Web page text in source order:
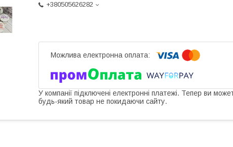
+380505626282
У компанії підключені електронні платежі. Тепер ви
будь-який товар не покидаючи сайту.